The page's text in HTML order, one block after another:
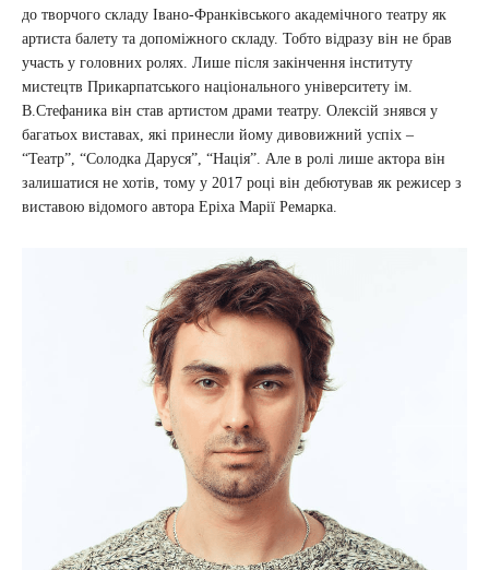
до творчого складу Івано-Франківського академічного театру як
артиста балету та допоміжного складу. Тобто відразу він не брав
участь у головних ролях. Лише після закінчення інституту
мистецтв Прикарпатського національного університету ім.
В.Стефаника він став артистом драми театру. Олексій знявся у
багатьох виставах, які принесли йому дивовижний успіх –
“Театр”, “Солодка Даруся”, “Нація”. Але в ролі лише актора він
залишатися не хотів, тому у 2017 році він дебютував як режисер з
виставою відомого автора Еріха Марії Ремарка.